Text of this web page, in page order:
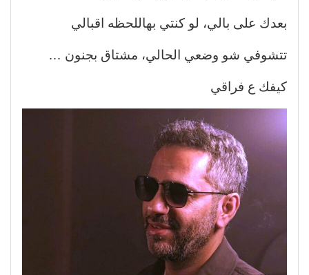
بعدك على بالي، لو كنتي بهاللحظه اقبالي
تتشوفي شو وضعي الحالي، مشتاق بجنون …
كيفك ع فراقي